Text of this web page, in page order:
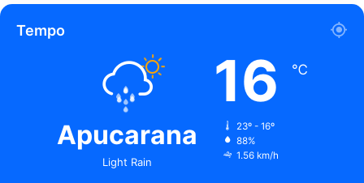
Tempo
Apucarana
Light Rain
16 ℃
23º - 16º
88%
1.56 km/h